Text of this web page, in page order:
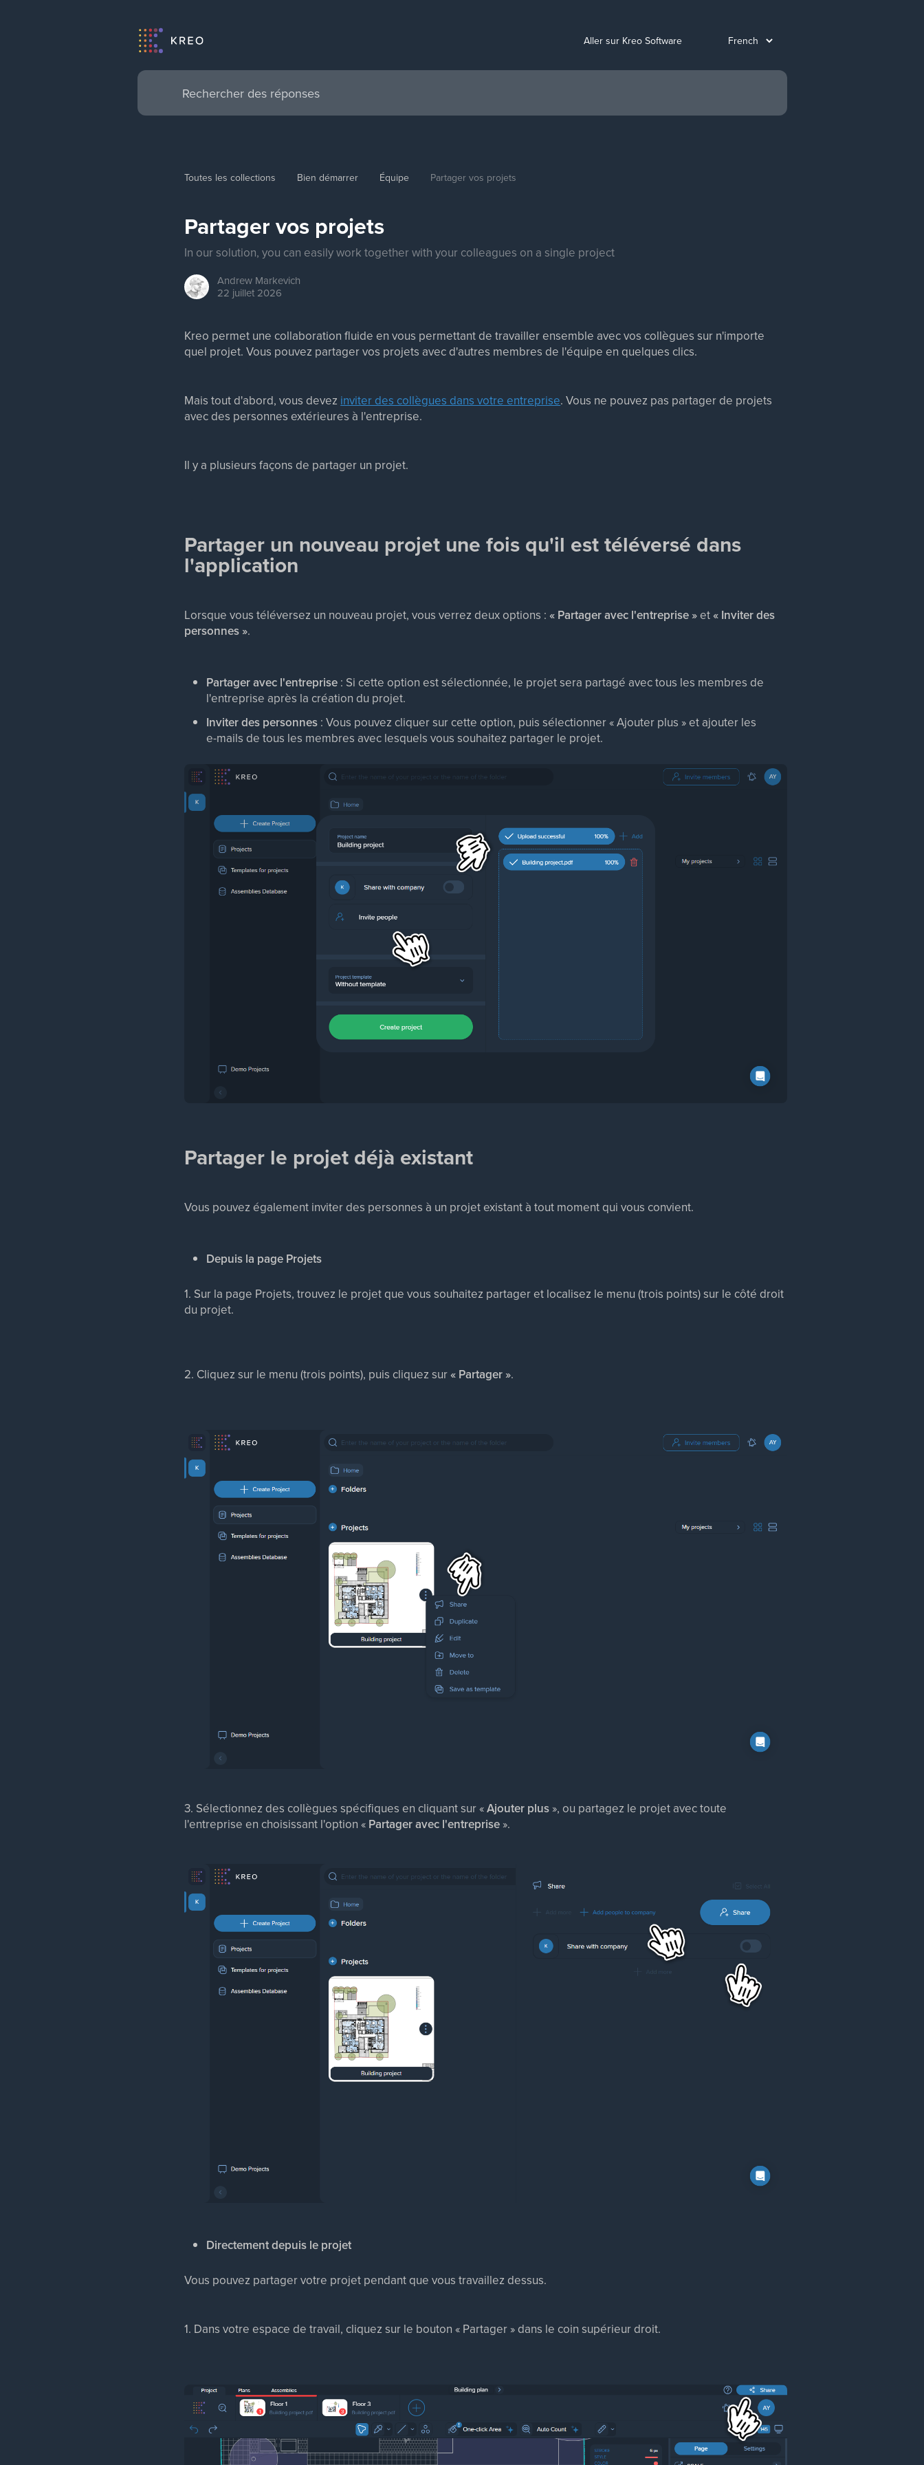
Aller sur Kreo Software
Toutes les collections Bien démarrer Équipe Partager vos projets
Partager vos projets
In our solution, you can easily work together with your colleagues on a single project
Andrew Markevich
22 juillet 2026
Kreo permet une collaboration fluide en vous permettant de travailler ensemble avec vos collègues sur n'importe
quel projet. Vous pouvez partager vos projets avec d'autres membres de l'équipe en quelques clics.
Mais tout d'abord, vous devez inviter des collègues dans votre entreprise. Vous ne pouvez pas partager de projets
avec des personnes extérieures à l'entreprise.
Il y a plusieurs façons de partager un projet.
Partager un nouveau projet une fois qu'il est téléversé dans
l'application
Lorsque vous téléversez un nouveau projet, vous verrez deux options :« Partager avec l'entreprise »et« Inviter des
personnes ».
Partager avec l'entreprise : Si cette option est sélectionnée, le projet sera partagé avec tous les membres de
l'entreprise après la création du projet.
Inviter des personnes : Vous pouvez cliquer sur cette option, puis sélectionner « Ajouter plus » et ajouter les
e-mails de tous les membres avec lesquels vous souhaitez partager le projet.
Partager le projet déjà existant
Vous pouvez également inviter des personnes à un projet existant à tout moment qui vous convient.
Depuis la page Projets
1. Sur la page Projets, trouvez le projet que vous souhaitez partager et localisez le menu (trois points) sur le côté droit
du projet.
2. Cliquez sur le menu (trois points), puis cliquez sur« Partager ».
3. Sélectionnez des collègues spécifiques en cliquant sur «Ajouter plus », ou partagez le projet avec toute
l'entreprise en choisissant l'option « Partager avec l'entreprise ».
Directement depuis le projet
Vous pouvez partager votre projet pendant que vous travaillez dessus.
1. Dans votre espace de travail, cliquez sur le bouton « Partager » dans le coin supérieur droit.